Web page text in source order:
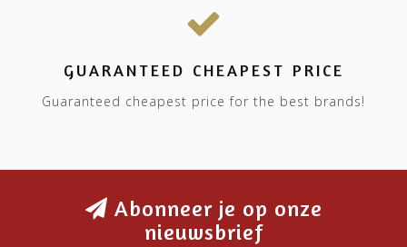
GUARANTEED CHEAPEST PRICE
Guaranteed cheapest price for the best brands!
Abonneer je op onze
nieuwsbrief